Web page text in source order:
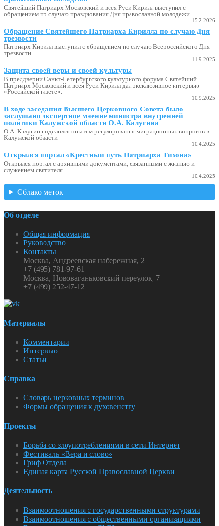
Святейший Патриарх Московский и всея Руси Кирилл выступил с
обращением по случаю празднования Дня православной молодежи
15.2.2026
Обращение Святейшего Патриарха Кирилла по случаю Дня
трезвости
Патриарх Кирилл выступил с обращением по случаю Всероссийского Дня
трезвости
11.9.2025
Защита своей веры и своей культуры
В преддверии Санкт-Петербургского культурного форума Святейший
Патриарх Московский и всея Руси Кирилл дал эксклюзивное интервью
«Российской газете».
10.9.2025
В ходе заседания Высшего Церковного Совета было
заслушано экспертное мнение министра внутренней
политики Калужской области О.А. Калугина
О.А. Калугин поделился опытом регулирования миграционных вопросов в
Калужской области
10.4.2025
Открылся портал «Крестный путь Патриарха Тихона»
Открылся портал с архивными документами, связанными с жизнью и
служением святителя
10.4.2025
Облако меток
Об отделе
Общая информация
Руководство
Контакты
Москва, Андреевская набережная, 2
+7 (495) 781-97-61
Москва, Нововаганьковский переулок, 7
+7 (499) 252-47-12
Материалы
Комментарии
Интервью
Статьи
Справка
Словарь церковных терминов
Формы обращения к духовенству
Проекты
Борьба со злоупотреблениями в сети Интернет
Фестиваль «Вера и слово»
Гриф Отдела
Единая карта Русской Православной Церкви
Деятельность
Взаимоотношения с государственными структурами
Взаимоотношения с общественными организациями